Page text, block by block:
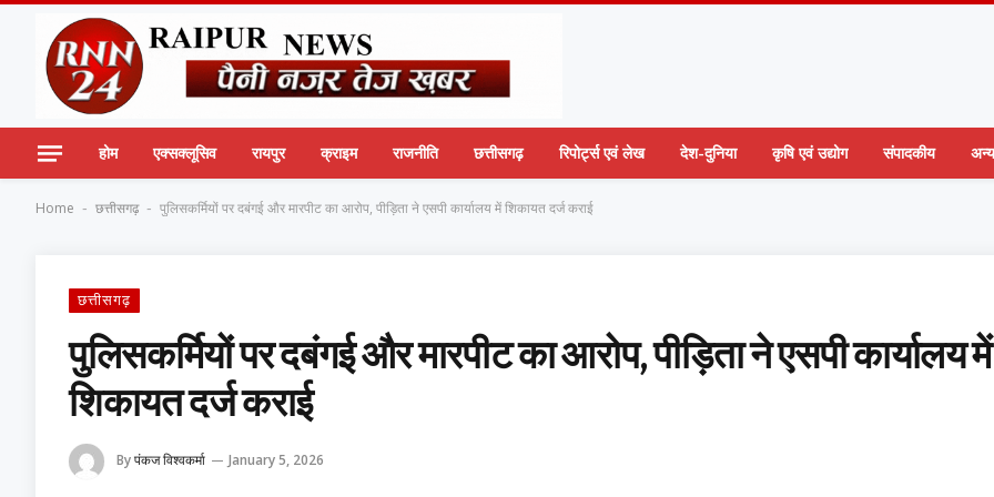
होम एक्सक्लूसिव रायपुर क्राइम राजनीति छत्तीसगढ़ रिपोर्ट्स एवं लेख देश-दुनिया कृषि एवं उद्योग संपादकीय अन्य
Home - छत्तीसगढ़ - पुलिसकर्मियों पर दबंगई और मारपीट का आरोप, पीड़िता ने एसपी कार्यालय में शिकायत दर्ज कराई
छत्तीसगढ़
पुलिसकर्मियों पर दबंगई और मारपीट का आरोप, पीड़िता ने एसपी कार्यालय में
शिकायत दर्ज कराई
Byपंकज विश्वकर्मा January 5, 2026